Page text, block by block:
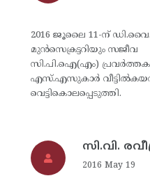
2016 ജൂലൈ 11-ന്
മുന്‍സെക്രട്ടറിയും സജീവ
സി.പി.ഐ(എം)
എസ്.എസുകാര്‍
വെട്ടികൊലപ്പെടുത്തി.
സി.വി.
2016 May 19